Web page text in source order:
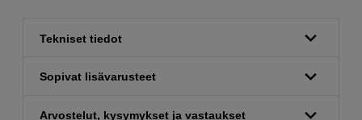
Tekniset tiedot
Sopivat lisävarusteet
Arvostelut, kysymykset ja vastaukset